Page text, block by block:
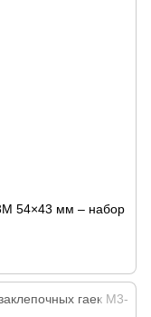
54×43 мм – набор